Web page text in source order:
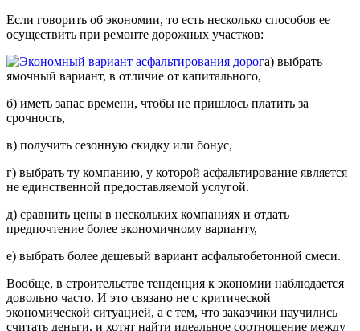
Если говорить об экономии, то есть несколько способов ее
осуществить при ремонте дорожных участков:
а) выбрать
ямочный вариант, в отличие от капитального,
б) иметь запас времени, чтобы не пришлось платить за
срочность,
в) получить сезонную скидку или бонус,
г) выбрать ту компанию, у которой асфальтирование является
не единственной предоставляемой услугой.
д) сравнить цены в нескольких компаниях и отдать
предпочтение более экономичному варианту,
е) выбрать более дешевый вариант асфальтобетонной смеси.
Вообще, в строительстве тенденция к экономии наблюдается
довольно часто. И это связано не с критической
экономической ситуацией, а с тем, что заказчики научились
считать деньги, и хотят найти идеальное соотношение между